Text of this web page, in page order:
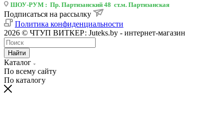
ШОУ-РУМ : Пр. Партизанский 48 ст.м. Партизанская
Подписаться на рассылку
Политика конфиденциальности
2026 © ЧТУП ВИТКЕР: Juteks.by - интернет-магазин
Найти
Каталог
По всему сайту
По каталогу